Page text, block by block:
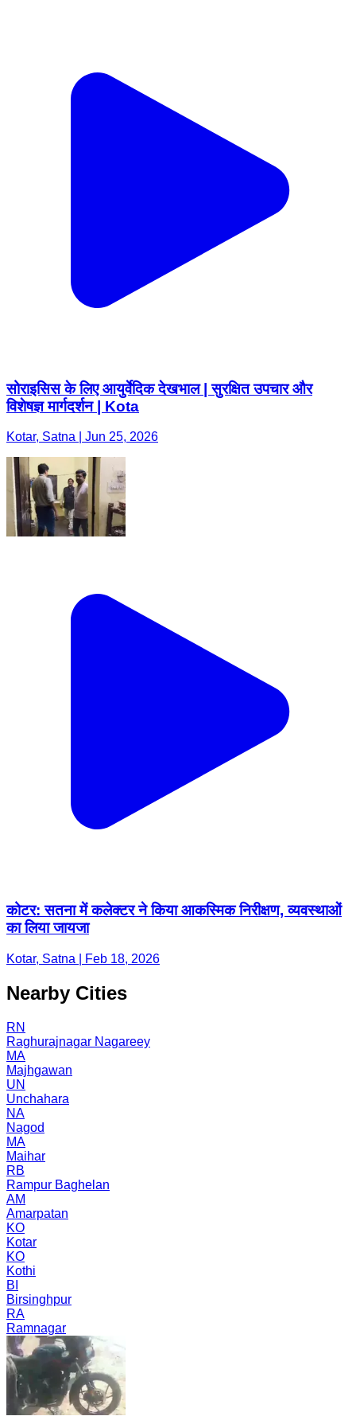
सोराइसिस के लिए आयुर्वेदिक देखभाल | सुरक्षित उपचार और
विशेषज्ञ मार्गदर्शन | Kota
Kotar, Satna | Jun 25, 2026
कोटर: सतना में कलेक्टर ने किया आकस्मिक निरीक्षण, व्यवस्थाओं
का लिया जायजा
Kotar, Satna | Feb 18, 2026
Nearby Cities
RN
Raghurajnagar Nagareey
MA
Majhgawan
UN
Unchahara
NA
Nagod
MA
Maihar
RB
Rampur Baghelan
AM
Amarpatan
KO
Kotar
KO
Kothi
BI
Birsinghpur
RA
Ramnagar